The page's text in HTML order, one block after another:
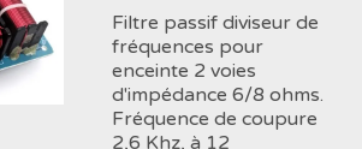
Filtre passif diviseur de
fréquences pour
enceinte 2 voies
d'impédance 6/8 ohms.
Fréquence de coupure
2,6 Khz, à 12